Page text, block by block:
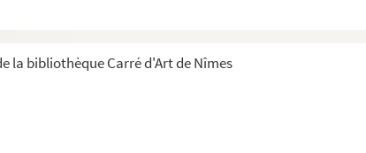
la bibliothèque Carré d'Art de Nîmes